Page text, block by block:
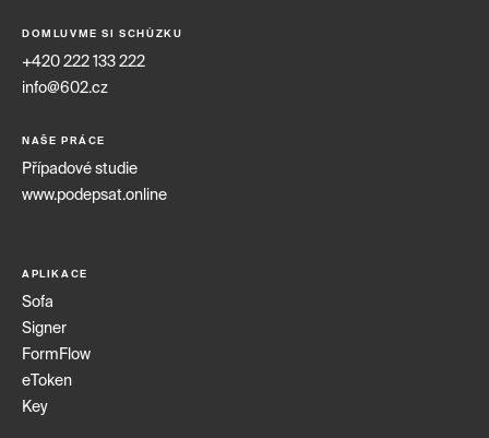
DOMLUVME SI SCHŮZKU
+420 222 133 222
info@602.cz
NAŠE PRÁCE
Případové studie
www.podepsat.online
APLIKACE
Sofa
Signer
FormFlow
eToken
Key